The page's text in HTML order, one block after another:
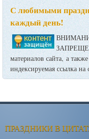
С любимыми
каждый день!
материалов сайта, а
индексируемая ссылка на
ПРАЗДНИКИ В